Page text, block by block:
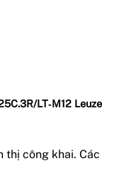
LT‑M12 Leuze
thị công khai. Các